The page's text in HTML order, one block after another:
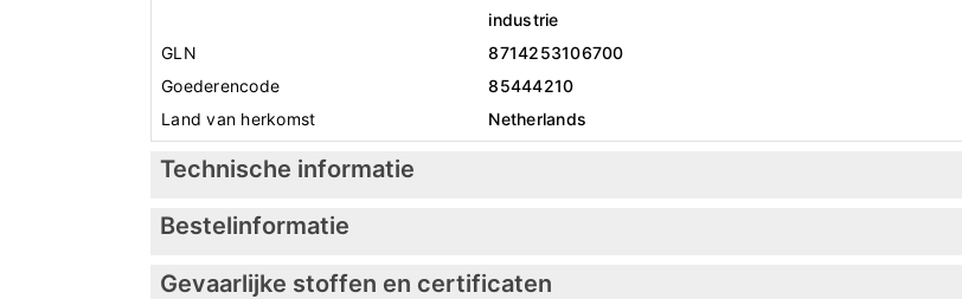
industrie
GLN
8714253106700
Goederencode
85444210
Land van herkomst
Netherlands
Technische informatie
Bestelinformatie
Gevaarlijke stoffen en certificaten